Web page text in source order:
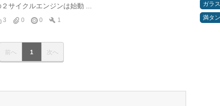
２サイクルエンジンは始動 ...
3 0 0 1
前へ 1 次へ
ガラ
満タン